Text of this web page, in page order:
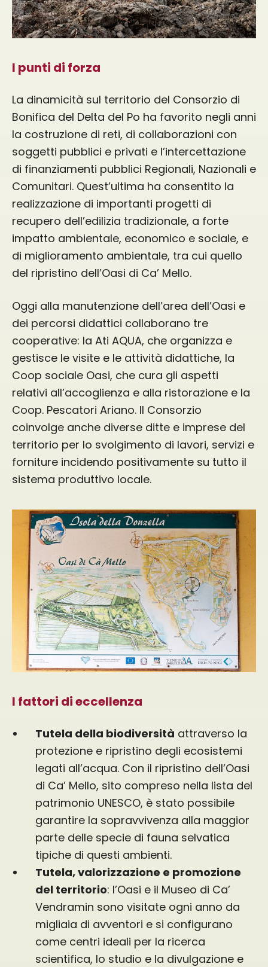
I punti di forza
La dinamicità sul territorio del Consorzio di
Bonifica del Delta del Po ha favorito negli anni
la costruzione di reti, di collaborazioni con
soggetti pubblici e privati e l’intercettazione
di finanziamenti pubblici Regionali, Nazionali e
Comunitari. Quest’ultima ha consentito la
realizzazione di importanti progetti di
recupero dell’edilizia tradizionale, a forte
impatto ambientale, economico e sociale, e
di miglioramento ambientale, tra cui quello
del ripristino dell’Oasi di Ca’ Mello.
Oggi alla manutenzione dell’area dell’Oasi e
dei percorsi didattici collaborano tre
cooperative: la Ati AQUA, che organizza e
gestisce le visite e le attività didattiche, la
Coop sociale Oasi, che cura gli aspetti
relativi all’accoglienza e alla ristorazione e la
Coop. Pescatori Ariano. Il Consorzio
coinvolge anche diverse ditte e imprese del
territorio per lo svolgimento di lavori, servizi e
forniture incidendo positivamente su tutto il
sistema produttivo locale.
I fattori di eccellenza
Tutela della biodiversità attraverso la
protezione e ripristino degli ecosistemi
legati all’acqua. Con il ripristino dell’Oasi
di Ca’ Mello, sito compreso nella lista del
patrimonio UNESCO, è stato possibile
garantire la sopravvivenza alla maggior
parte delle specie di fauna selvatica
tipiche di questi ambienti.
Tutela, valorizzazione e promozione
del territorio: l’Oasi e il Museo di Ca’
Vendramin sono visitate ogni anno da
migliaia di avventori e si configurano
come centri ideali per la ricerca
scientifica, lo studio e la divulgazione e